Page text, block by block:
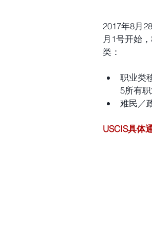
2017年8月
月1号开始
类：
职业类
5所有
难民／
USCIS具体